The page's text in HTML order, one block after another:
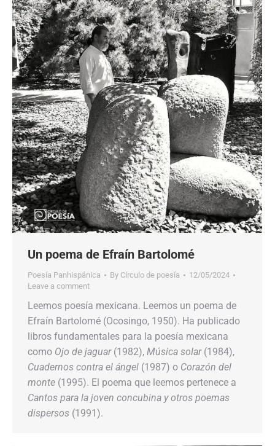
Un poema de Efraín Bartolomé
Poesía Panhispánica By Círculo de poesía
12/05/2024
Leave a comment
Leemos poesía mexicana. Leemos un poema de
Efraín Bartolomé (Ocosingo, 1950). Ha publicado
libros fundamentales para la poesía mexicana
como Ojo de jaguar(1982), Música solar(1984),
Cuadernos contra el ángel (1987) o Corazón del
monte (1995). El poema que leemos pertenece a
Cantos para la joven concubina y otros poemas
dispersos (1991).